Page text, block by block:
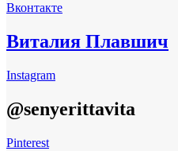
Вконтакте
Виталия Плавшич
Instagram
@senyerittavita
Pinterest